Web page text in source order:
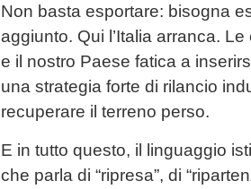
Non basta esportare: bisogna
aggiunto. Qui l’Italia arranca.
e il nostro Paese fatica a
una strategia forte di rilancio
recuperare il terreno perso.
E in tutto questo, il linguaggio
che parla di “ripresa”, di